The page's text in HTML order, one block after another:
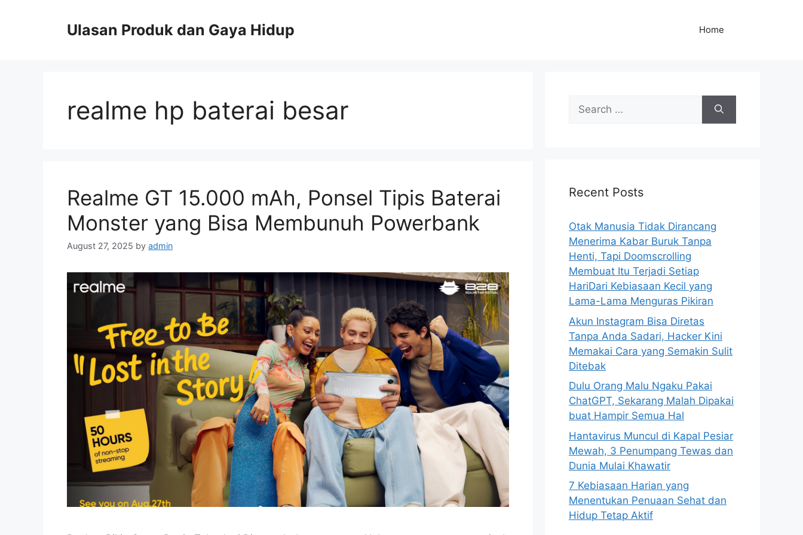
Ulasan Produk dan Gaya Hidup Home
realme hp baterai besar
Realme GT 15.000 mAh, Ponsel Tipis Baterai
Monster yang Bisa Membunuh Powerbank
August 27, 2025 by admin
f
r
:
Recent Posts
Otak Manusia Tidak Dirancang
Menerima Kabar Buruk Tanpa
Henti, Tapi Doomscrolling
Membuat Itu Terjadi Setiap
HariDari Kebiasaan Kecil yang
Lama-Lama Menguras Pikiran
Akun Instagram Bisa Diretas
Tanpa Anda Sadari, Hacker Kini
Memakai Cara yang Semakin Sulit
Ditebak
Dulu Orang Malu Ngaku Pakai
ChatGPT, Sekarang Malah Dipakai
buat Hampir Semua Hal
Hantavirus Muncul di Kapal Pesiar
Mewah, 3 Penumpang Tewas dan
Dunia Mulai Khawatir
7 Kebiasaan Harian yang
Menentukan Penuaan Sehat dan
Hidup Tetap Aktif